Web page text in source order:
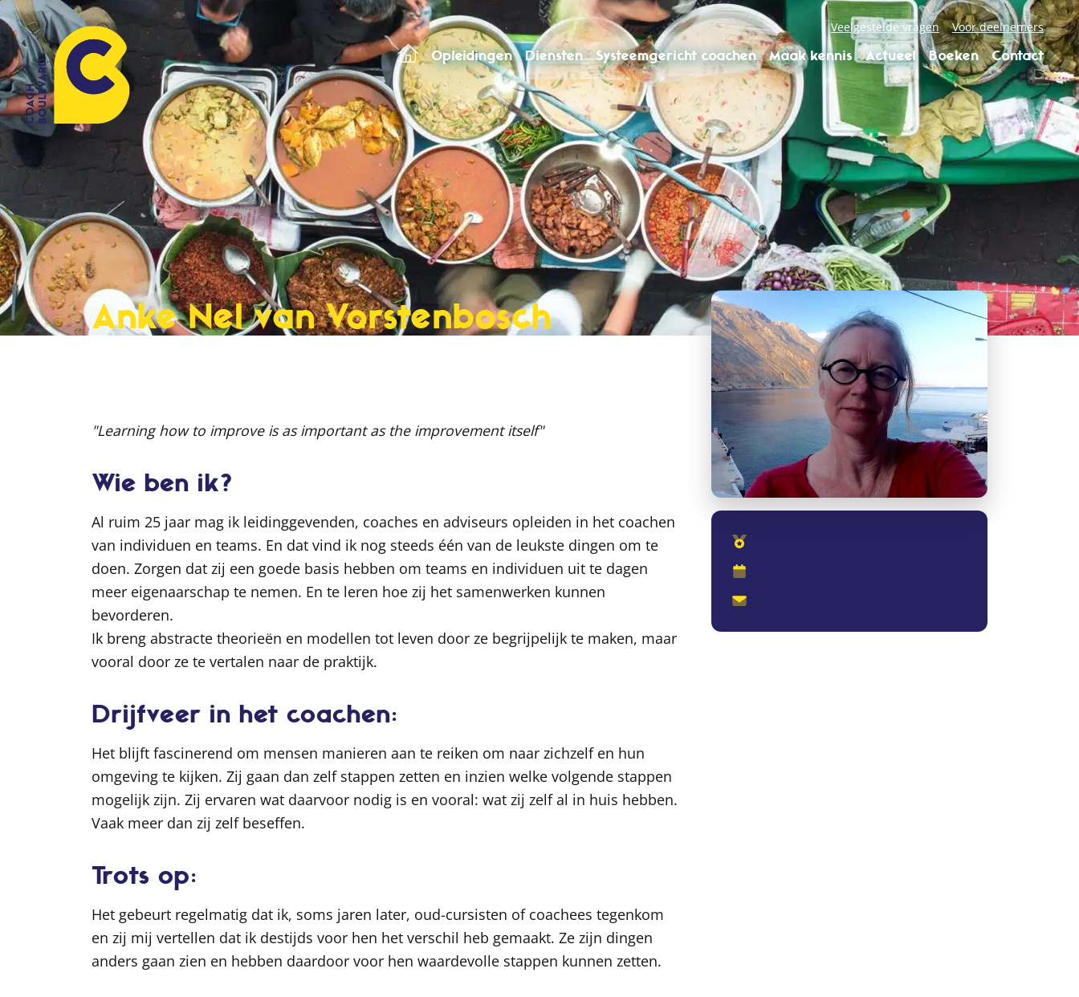
Veelgestelde vragen Voor deelnemers
Opleidingen Diensten Systeemgericht coachen Maak kennis Actueel Boeken Contact
Anke Nel van Vorstenbosch
"Learning how to improve is as important as the improvement itself"
Wie ben ik?
Al ruim 25 jaar mag ik leidinggevenden, coaches en adviseurs opleiden in het coachen
van individuen en teams. En dat vind ik nog steeds één van de leukste dingen om te
doen. Zorgen dat zij een goede basis hebben om teams en individuen uit te dagen
meer eigenaarschap te nemen. En te leren hoe zij het samenwerken kunnen
bevorderen.
Ik breng abstracte theorieën en modellen tot leven door ze begrijpelijk te maken, maar
vooral door ze te vertalen naar de praktijk.
Drijfveer in het coachen:
Het blijft fascinerend om mensen manieren aan te reiken om naar zichzelf en hun
omgeving te kijken. Zij gaan dan zelf stappen zetten en inzien welke volgende stappen
mogelijk zijn. Zij ervaren wat daarvoor nodig is en vooral: wat zij zelf al in huis hebben.
Vaak meer dan zij zelf beseffen.
Trots op:
Het gebeurt regelmatig dat ik, soms jaren later, oud-cursisten of coachees tegenkom
en zij mij vertellen dat ik destijds voor hen het verschil heb gemaakt. Ze zijn dingen
anders gaan zien en hebben daardoor voor hen waardevolle stappen kunnen zetten.